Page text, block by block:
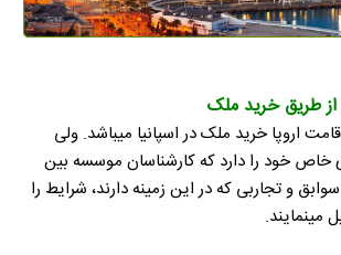
از طریق خرید ملک
اروپا خرید ملک در اسپانیا میباشد. ولی
خاص خود را دارد که کارشناسان موسسه بین
و تجاربی که در این زمینه دارند، شرایط را
مینمایند.